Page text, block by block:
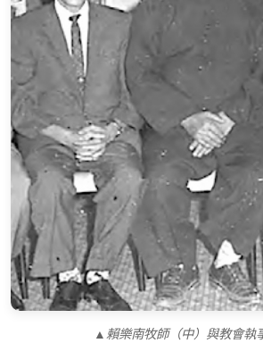
▲賴樂南牧師（中）與教會執